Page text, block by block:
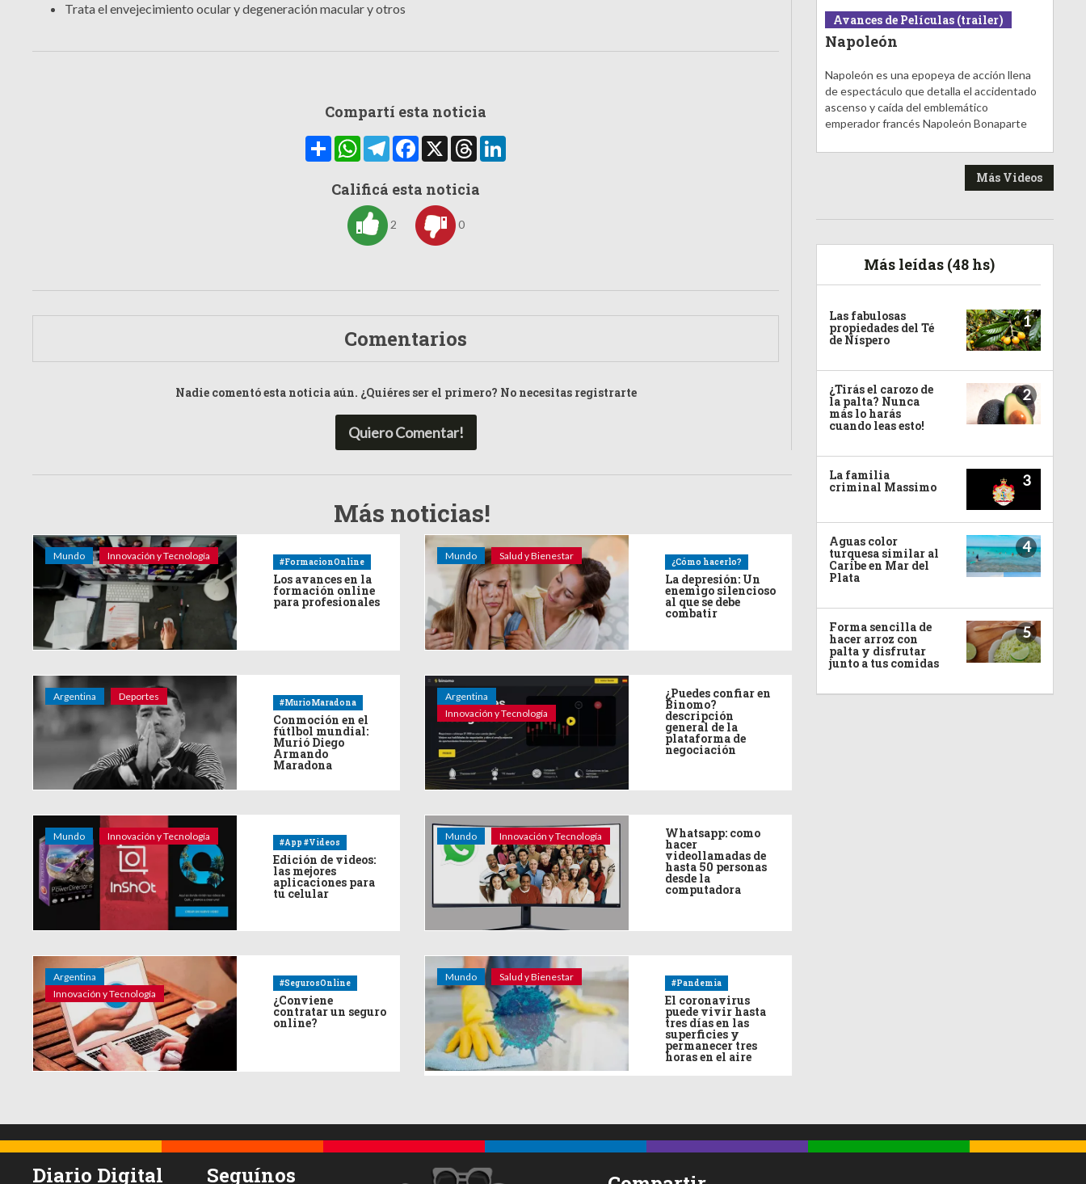
Trata el envejecimiento ocular y degeneración macular y otros
Compartí esta noticia
CompartirWhatsAppTelegramFacebook
X Threads
Calificá esta noticia
2 0
Comentarios
Nadie comentó esta noticia aún. ¿Quiéres ser el primero? No necesitas registrarte
Quiero Comentar!
Más noticias!
Mundo Innovación y Tecnología
#FormacionOnline
Los avances en la
formación online
para profesionales
Mundo Salud y Bienestar
¿Cómo hacerlo?
La depresión: Un
enemigo silencioso
al que se debe
combatir
Argentina Deportes
#MurioMaradona
Conmoción en el
fútlbol mundial:
Murió Diego
Armando
Maradona
Argentina
Innovación y Tecnología
¿Puedes confiar en
Binomo?
descripción
general de la
plataforma de
negociación
Mundo Innovación y Tecnología
#App #Videos
Edición de videos:
las mejores
aplicaciones para
tu celular
Mundo Innovación y Tecnología Whatsapp: como
hacer
videollamadas de
hasta 50 personas
desde la
computadora
Argentina
Innovación y Tecnología
#SegurosOnline
¿Conviene
contratar un seguro
online?
Mundo Salud y Bienestar
#Pandemia
El coronavirus
puede vivir hasta
tres días en las
superficies y
permanecer tres
horas en el aire
Avances de Películas (trailer)
Napoleón
Napoleón es una epopeya de acción llena
de espectáculo que detalla el accidentado
ascenso y caída del emblemático
emperador francés Napoleón Bonaparte
Más Videos
Más leídas (48 hs)
Las fabulosas
propiedades del Té
de Níspero
1
¿Tirás el carozo de
la palta? Nunca
más lo harás
cuando leas esto!
2
La familia
criminal Massimo 3
Aguas color
turquesa similar al
Caribe en Mar del
Plata
4
Forma sencilla de
hacer arroz con
palta y disfrutar
junto a tus comidas
5
Diario Digital
Seguínos